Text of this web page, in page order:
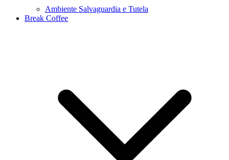
Ambiente Salvaguardia e Tutela
Break Coffee